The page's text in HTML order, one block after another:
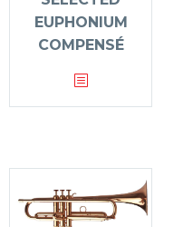
EUPHONIUM
COMPENSÉ